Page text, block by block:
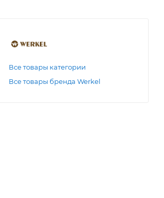
Все товары категории
Все товары бренда Werkel